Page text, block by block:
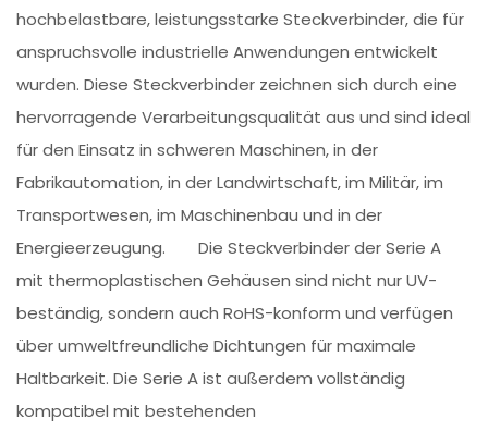
hochbelastbare, leistungsstarke Steckverbinder, die für
anspruchsvolle industrielle Anwendungen entwickelt
wurden. Diese Steckverbinder zeichnen sich durch eine
hervorragende Verarbeitungsqualität aus und sind ideal
für den Einsatz in schweren Maschinen, in der
Fabrikautomation, in der Landwirtschaft, im Militär, im
Transportwesen, im Maschinenbau und in der
Energieerzeugung. Die Steckverbinder der Serie A
mit thermoplastischen Gehäusen sind nicht nur UV-
beständig, sondern auch RoHS-konform und verfügen
über umweltfreundliche Dichtungen für maximale
Haltbarkeit. Die Serie A ist außerdem vollständig
kompatibel mit bestehenden